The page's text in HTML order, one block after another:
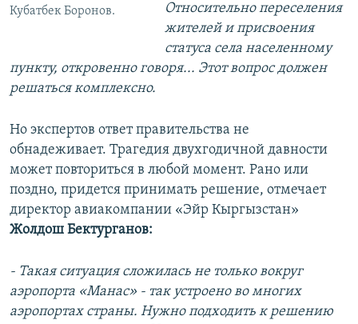
Кубатбек Боронов.
Относительно переселения
жителей и присвоения
статуса села населенному
пункту, откровенно говоря... Этот вопрос должен
решаться комплексно.
Но экспертов ответ правительства не
обнадеживает. Трагедия двухгодичной давности
может повториться в любой момент. Рано или
поздно, придется принимать решение, отмечает
директор авиакомпании «Эйр Кыргызстан»
Жолдош Бектурганов:
- Такая ситуация сложилась не только вокруг
аэропорта «Манас» - так устроено во многих
аэропортах страны. Нужно подходить к решению